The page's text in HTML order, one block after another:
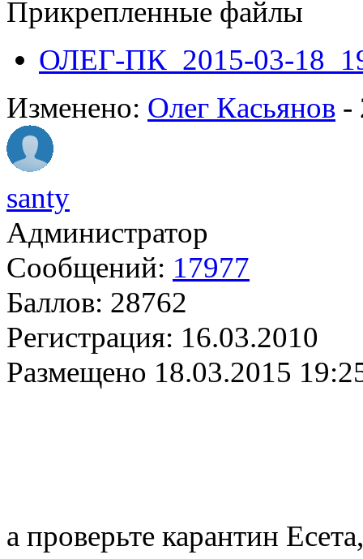
Прикрепленные файлы
ОЛЕГ-ПК_2015-03-
Изменено: Олег Касьянов -
santy
Администратор
Сообщений: 17977
Баллов: 28762
Регистрация: 16.03.2010
Размещено 18.03.2015
а проверьте карантин